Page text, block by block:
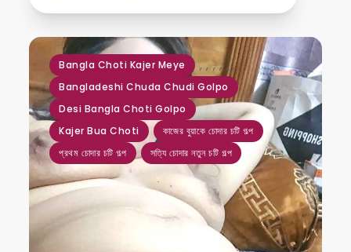
Bangla Choti Kajer Meye ,
Bangladeshi Chuda Chudi Golpo
,
Desi Bangla Choti Golpo
,
Kajer Bua Choti
,
কাজের বুয়াকে চোদার চটি গল্প
,
প্রথম চোদার চটি গল্প
,
সত্যি চোদার নতুন চটি গল্প